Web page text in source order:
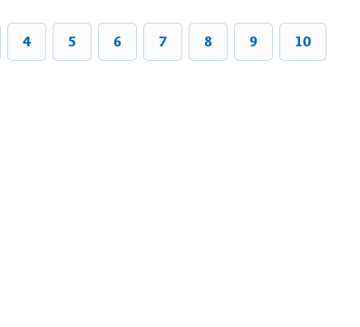
4 5 6 7 8 9 10